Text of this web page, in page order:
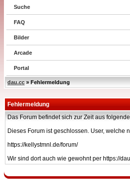
Suche
FAQ
Bilder
Arcade
Portal
dau.cc » Fehlermeldung
Fehlermeldung
Das Forum befindet sich zur Zeit aus
Dieses Forum ist geschlossen. User,
https://kellystmnl.de/forum/
Wir sind dort auch wie gewohnt per https://